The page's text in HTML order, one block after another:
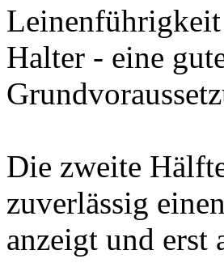
Halter - eine
Die zweite
zuverlässig
anzeigt und erst